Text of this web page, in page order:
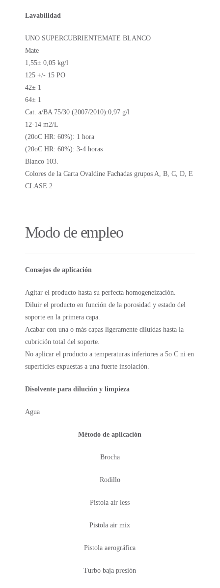
Lavabilidad
UNO SUPERCUBRIENTEMATE BLANCO
Mate
1,55± 0,05 kg/l
125 +/- 15 PO
42± 1
64± 1
Cat. a/BA 75/30 (2007/2010):0,97 g/l
12-14 m2/L
(20oC HR: 60%): 1 hora
(20oC HR: 60%): 3-4 horas
Blanco 103.
Colores de la Carta Ovaldine Fachadas grupos A, B, C, D, E
CLASE 2
Modo de empleo
Consejos de aplicación
Agitar el producto hasta su perfecta homogeneización.
Diluir el producto en función de la porosidad y estado del
soporte en la primera capa.
Acabar con una o más capas ligeramente diluidas hasta la
cubrición total del soporte.
No aplicar el producto a temperaturas inferiores a 5o C ni en
superficies expuestas a una fuerte insolación.
Disolvente para dilución y limpieza
Agua
Método de aplicación
Brocha
Rodillo
Pistola air less
Pistola air mix
Pistola aerográfica
Turbo baja presión